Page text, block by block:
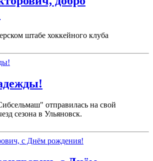
штабе хоккейного клуба
отправилась на свой
сезона в Ульяновск.